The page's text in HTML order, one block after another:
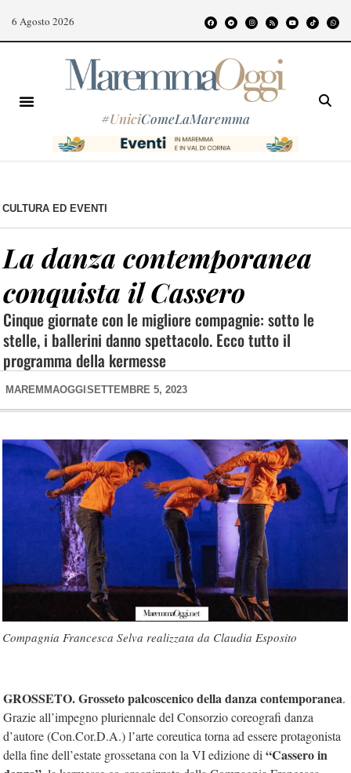
6 Agosto 2026
#UniciComeLaMaremma
CULTURA ED EVENTI
La danza contemporanea
conquista il Cassero
Cinque giornate con le migliore compagnie: sotto le
stelle, i ballerini danno spettacolo. Ecco tutto il
programma della kermesse
MAREMMAOGGI SETTEMBRE 5, 2023
Compagnia Francesca Selva realizzata da Claudia Esposito
GROSSETO. Grosseto palcoscenico della danza contemporanea.
Grazie all’impegno pluriennale del Consorzio coreografi danza
d’autore (Con.Cor.D.A.) l’arte coreutica torna ad essere protagonista
della fine dell’estate grossetana con la VI edizione di “Cassero in